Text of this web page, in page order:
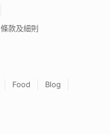
條款及細則
Food
Blog